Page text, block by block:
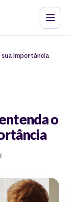
sua importância
o